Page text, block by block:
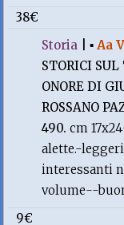
38€
Storia |▪Aa
STORICI
ONORE DI
ROSSANO
490.cm
alette.-
interessanti
volume--
9€